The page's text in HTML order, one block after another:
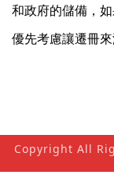
和政府的儲備，
優先考慮讓遷冊來
Copyright All